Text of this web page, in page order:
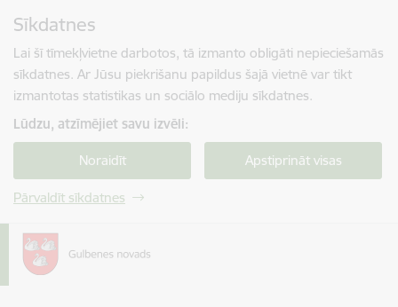
Sīkdatnes
Lai šī tīmekļvietne darbotos, tā izmanto obligāti nepieciešamās
sīkdatnes. Ar Jūsu piekrišanu papildus šajā vietnē var tikt
izmantotas statistikas un sociālo mediju sīkdatnes.
Lūdzu, atzīmējiet savu izvēli:
Noraidīt Apstiprināt visas
Pārvaldīt sīkdatnes